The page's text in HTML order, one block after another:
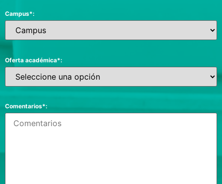
Campus*:
Oferta académica*:
Comentarios*: